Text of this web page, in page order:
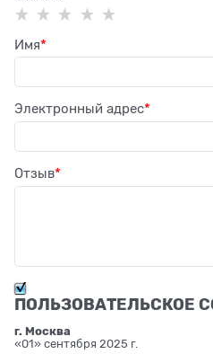
Имя
Электронный адрес
Отзыв
ПОЛЬЗОВАТЕЛЬСКОЕ
г. Москва
«01» сентября 2025 г.